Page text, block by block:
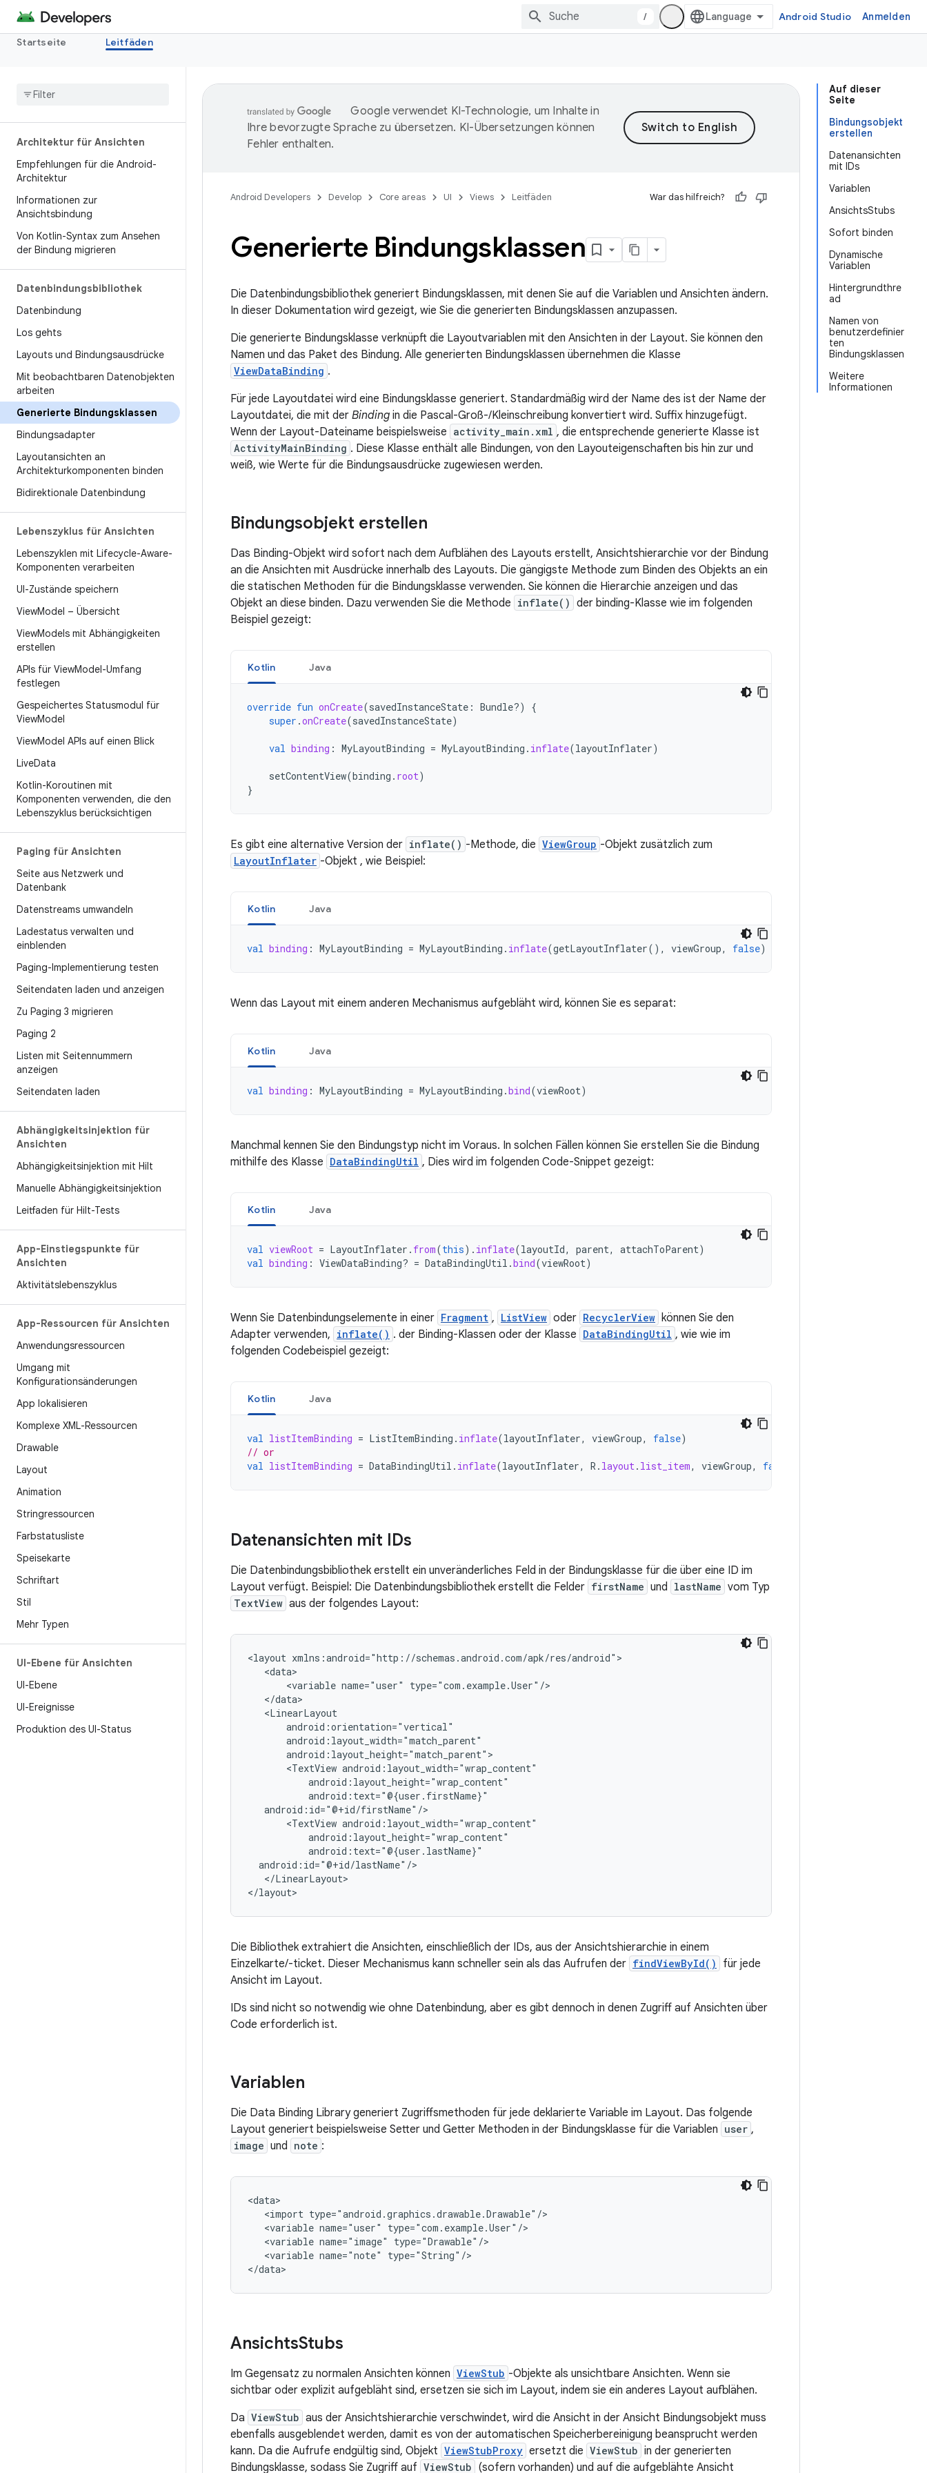
/ Android Studio Anmelden
Startseite Leitfäden
Architektur für Ansichten
Empfehlungen für die Android-
Architektur
Informationen zur
Ansichtsbindung
Von Kotlin-Syntax zum Ansehen
der Bindung migrieren
Datenbindungsbibliothek
Datenbindung
Los gehts
Layouts und Bindungsausdrücke
Mit beobachtbaren Datenobjekten
arbeiten
Generierte Bindungsklassen
Bindungsadapter
Layoutansichten an
Architekturkomponenten binden
Bidirektionale Datenbindung
Lebenszyklus für Ansichten
Lebenszyklen mit Lifecycle-Aware-
Komponenten verarbeiten
UI-Zustände speichern
ViewModel – Übersicht
ViewModels mit Abhängigkeiten
erstellen
APIs für ViewModel-Umfang
festlegen
Gespeichertes Statusmodul für
ViewModel
ViewModel APIs auf einen Blick
LiveData
Kotlin-Koroutinen mit
Komponenten verwenden, die den
Lebenszyklus berücksichtigen
Paging für Ansichten
Seite aus Netzwerk und
Datenbank
Datenstreams umwandeln
Ladestatus verwalten und
einblenden
Paging-Implementierung testen
Seitendaten laden und anzeigen
Zu Paging 3 migrieren
Paging 2
Listen mit Seitennummern
anzeigen
Seitendaten laden
Abhängigkeitsinjektion für
Ansichten
Abhängigkeitsinjektion mit Hilt
Manuelle Abhängigkeitsinjektion
Leitfaden für Hilt-Tests
App-Einstiegspunkte für
Ansichten
Aktivitätslebenszyklus
App-Ressourcen für Ansichten
Anwendungsressourcen
Umgang mit
Konfigurationsänderungen
App lokalisieren
Komplexe XML-Ressourcen
Drawable
Layout
Animation
Stringressourcen
Farbstatusliste
Speisekarte
Schriftart
Stil
Mehr Typen
UI-Ebene für Ansichten
UI-Ebene
UI-Ereignisse
Produktion des UI-Status
Auf dieser
Seite
Bindungsobjekt
erstellen
Datenansichten
mit IDs
Variablen
AnsichtsStubs
Sofort binden
Dynamische
Variablen
Hintergrundthre
ad
Namen von
benutzerdefinier
ten
Bindungsklassen
Weitere
Informationen
Google verwendet KI-Technologie, um Inhalte in
Ihre bevorzugte Sprache zu übersetzen. KI-Übersetzungen können
Fehler enthalten.
Android Developers Develop Core areas UI Views Leitfäden War das hilfreich?
Generierte Bindungsklassen
Die Datenbindungsbibliothek generiert Bindungsklassen, mit denen Sie auf die Variablen und Ansichten ändern.
In dieser Dokumentation wird gezeigt, wie Sie die generierten Bindungsklassen anzupassen.
Die generierte Bindungsklasse verknüpft die Layoutvariablen mit den Ansichten in der Layout. Sie können den
Namen und das Paket des Bindung. Alle generierten Bindungsklassen übernehmen die Klasse
ViewDataBinding .
Für jede Layoutdatei wird eine Bindungsklasse generiert. Standardmäßig wird der Name des ist der Name der
Layoutdatei, die mit der Binding in die Pascal-Groß-/Kleinschreibung konvertiert wird. Suffix hinzugefügt.
Wenn der Layout-Dateiname beispielsweise activity_main.xml , die entsprechende generierte Klasse ist
ActivityMainBinding . Diese Klasse enthält alle Bindungen, von den Layouteigenschaften bis hin zur und
weiß, wie Werte für die Bindungsausdrücke zugewiesen werden.
Bindungsobjekt erstellen
Das Binding-Objekt wird sofort nach dem Aufblähen des Layouts erstellt, Ansichtshierarchie vor der Bindung
an die Ansichten mit Ausdrücke innerhalb des Layouts. Die gängigste Methode zum Binden des Objekts an ein
die statischen Methoden für die Bindungsklasse verwenden. Sie können die Hierarchie anzeigen und das
Objekt an diese binden. Dazu verwenden Sie die Methode inflate() der binding-Klasse wie im folgenden
Beispiel gezeigt:
Kotlin Java
override fun onCreate(savedInstanceState : Bundle?)
{
super .onCreate(savedInstanceState)
val binding : MyLayoutBinding = MyLayoutBinding . inflate(layoutInflater)
setContentView(binding . root)
}
Es gibt eine alternative Version der inflate() -Methode, die ViewGroup -Objekt zusätzlich zum
LayoutInflater -Objekt , wie Beispiel:
Kotlin Java
val binding : MyLayoutBinding = MyLayoutBinding . inflate(getLayoutInflater(), viewGroup, false)
Wenn das Layout mit einem anderen Mechanismus aufgebläht wird, können Sie es separat:
Kotlin Java
val binding : MyLayoutBinding = MyLayoutBinding .bind(viewRoot)
Manchmal kennen Sie den Bindungstyp nicht im Voraus. In solchen Fällen können Sie erstellen Sie die Bindung
mithilfe des Klasse DataBindingUtil , Dies wird im folgenden Code-Snippet gezeigt:
Kotlin Java
val viewRoot = LayoutInflater . from(this). inflate(layoutId, parent, attachToParent)
val binding : ViewDataBinding? = DataBindingUtil .bind(viewRoot)
Wenn Sie Datenbindungselemente in einer Fragment , ListView oder RecyclerView können Sie den
Adapter verwenden, inflate() . der Binding-Klassen oder der Klasse DataBindingUtil , wie wie im
folgenden Codebeispiel gezeigt:
Kotlin Java
val listItemBinding = ListItemBinding . inflate(layoutInflater, viewGroup, false)
// or
val listItemBinding = DataBindingUtil . inflate(layoutInflater, R . layout. list_item, viewGroup, false
Datenansichten mit IDs
Die Datenbindungsbibliothek erstellt ein unveränderliches Feld in der Bindungsklasse für die über eine ID im
Layout verfügt. Beispiel: Die Datenbindungsbibliothek erstellt die Felder firstName und lastName vom Typ
TextView aus der folgendes Layout:
<layout
<variable name="user"
<TextView
<TextView
</LinearLayout>
Die Bibliothek extrahiert die Ansichten, einschließlich der IDs, aus der Ansichtshierarchie in einem
Einzelkarte/-ticket. Dieser Mechanismus kann schneller sein als das Aufrufen der findViewById()
für jede
Ansicht im Layout.
IDs sind nicht so notwendig wie ohne Datenbindung, aber es gibt dennoch in denen Zugriff auf Ansichten über
Code erforderlich ist.
Variablen
Die Data Binding Library generiert Zugriffsmethoden für jede deklarierte Variable im Layout. Das folgende
Layout generiert beispielsweise Setter und Getter Methoden in der Bindungsklasse für die Variablen user ,
image und note :
<import
<variable name="user"
<variable name="image"
<variable name="note"
type="String"/>
AnsichtsStubs
Im Gegensatz zu normalen Ansichten können ViewStub -Objekte als unsichtbare Ansichten. Wenn sie
sichtbar oder explizit aufgebläht sind, ersetzen sie sich im Layout, indem sie ein anderes Layout aufblähen.
Da ViewStub aus der Ansichtshierarchie verschwindet, wird die Ansicht in der Ansicht Bindungsobjekt muss
ebenfalls ausgeblendet werden, damit es von der automatischen Speicherbereinigung beansprucht werden
kann. Da die Aufrufe endgültig sind, Objekt ViewStubProxy ersetzt die ViewStub in der generierten
Bindungsklasse, sodass Sie Zugriff auf ViewStub (sofern vorhanden) und auf die aufgeblähte Ansicht